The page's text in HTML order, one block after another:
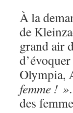
À la
de
grand air
Olympia,
femme ! »
des